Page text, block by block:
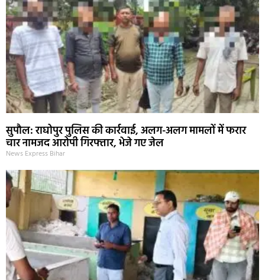
सुपौल: राघोपुर पुलिस की कार्रवाई, अलग-अलग मामलों में फरार
चार नामजद आरोपी गिरफ्तार, भेजे गए जेल
News Express Bihar